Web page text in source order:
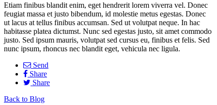
Etiam finibus blandit enim, eget hendrerit lorem viverra vel. Donec
feugiat massa et justo bibendum, id molestie metus egestas. Donec
ut lacus at tellus finibus accumsan. Sed ut volutpat neque. In hac
habitasse platea dictumst. Nunc sed egestas justo, sit amet commodo
justo. Sed ipsum mauris, volutpat sed cursus eu, finibus et felis. Sed
nunc ipsum, rhoncus nec blandit eget, vehicula nec ligula.
Send
Share
Share
Back to Blog